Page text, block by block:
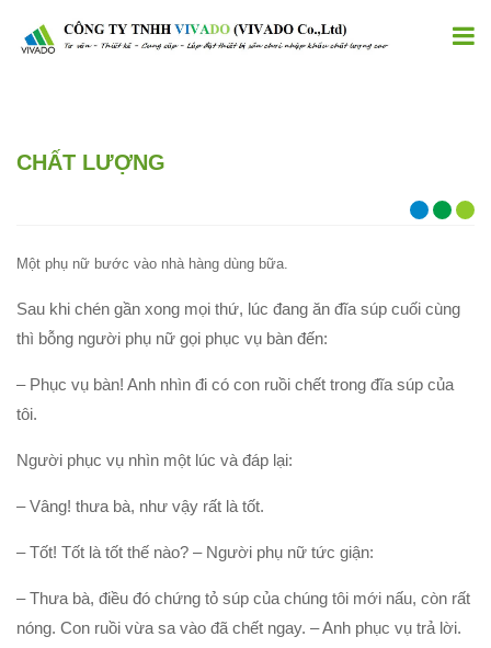
CHẤT LƯỢNG
Một phụ nữ bước vào nhà hàng dùng bữa.
Sau khi chén gần xong mọi thứ, lúc đang ăn đĩa súp cuối cùng
thì bỗng người phụ nữ gọi phục vụ bàn đến:
– Phục vụ bàn! Anh nhìn đi có con ruồi chết trong đĩa súp của
tôi.
Người phục vụ nhìn một lúc và đáp lại:
– Vâng! thưa bà, như vậy rất là tốt.
– Tốt! Tốt là tốt thế nào? – Người phụ nữ tức giận:
– Thưa bà, điều đó chứng tỏ súp của chúng tôi mới nấu, còn rất
nóng. Con ruồi vừa sa vào đã chết ngay. – Anh phục vụ trả lời.